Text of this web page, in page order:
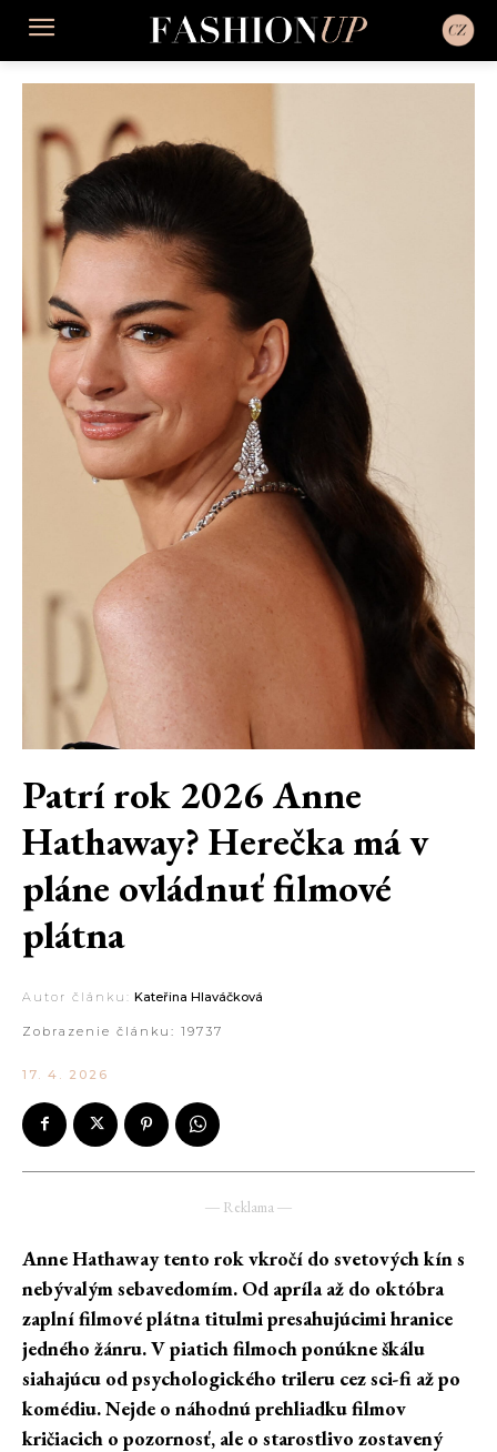
Patrí rok 2026 Anne
Hathaway? Herečka má v
pláne ovládnuť filmové
plátna
Autor článku: Kateřina Hlaváčková
Zobrazenie článku: 19737
17. 4. 2026
― Reklama ―
Anne Hathaway tento rok vkročí do svetových kín s
nebývalým sebavedomím. Od apríla až do októbra
zaplní filmové plátna titulmi presahujúcimi hranice
jedného žánru. V piatich filmoch ponúkne škálu
siahajúcu od psychologického trileru cez sci-fi až po
komédiu. Nejde o náhodnú prehliadku filmov
kričiacich o pozornosť, ale o starostlivo zostavený